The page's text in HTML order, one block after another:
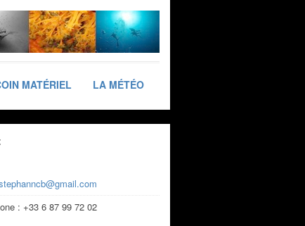
MATÉRIEL LA MÉTÉO
: +33 6 87 99 72 02